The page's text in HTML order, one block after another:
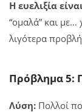
Η ευελιξία
“ομαλά” και με…
λιγότερα
Πρόβλημα 5:
Λύση: Πολλοί